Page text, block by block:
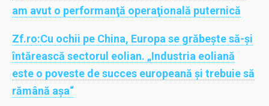
am avut o performanţă operaţională puternică
Zf.ro:Cu ochii pe China, Europa se grăbeşte să-şi
întărească sectorul eolian. „Industria eoliană
este o poveste de succes europeană şi trebuie să
rămână aşa“